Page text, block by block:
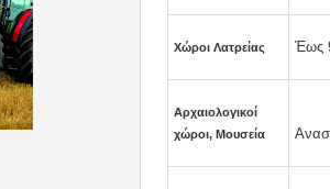
Χώροι Λατρείας Έως
Αρχαιολογικοί
χώροι, Μουσεία